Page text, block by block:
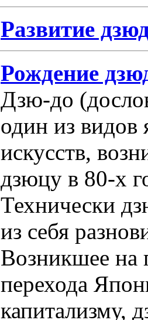
Развитие
Рождение
Дзю-до
один из видов
искусств,
дзюцу в 80-х
Технически
из себя
Возникшее на
перехода
капитализму,